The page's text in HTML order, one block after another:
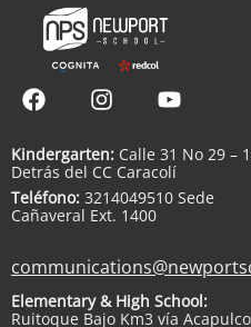
Kindergarten: Calle 31 No 29 –
Detrás del CC Caracolí
Teléfono: 3214049510 Sede
Cañaveral Ext. 1400
Elementary & High School:
Ruitoque Bajo Km3 vía Acapulco